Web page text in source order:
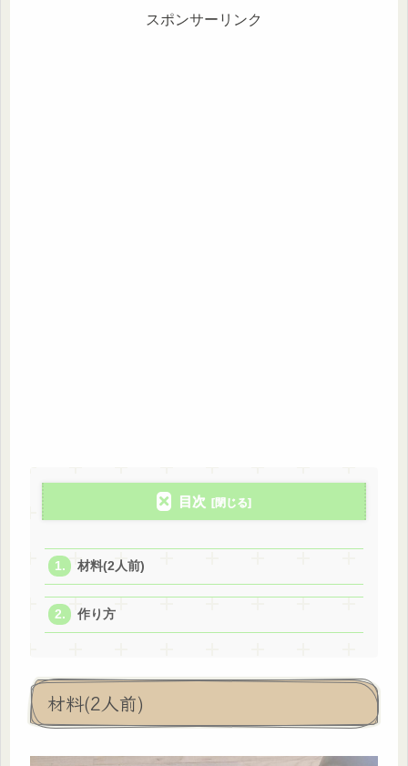
スポンサーリンク
目次
材料(2人前)
作り方
材料(2人前)